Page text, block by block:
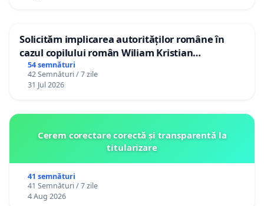
Solicităm implicarea autorităților române în
cazul copilului român Wiliam Kristian
Gheorghe, aflat în plasament în Danemarca de
12 ani
54 semnături
42 Semnături / 7 zile
31 Jul 2026
Cerem corectare corectă și transparentă la
titularizare
41 semnături
41 Semnături / 7 zile
4 Aug 2026